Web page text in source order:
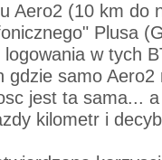
Aero2 (10 km do
Plusa
logowania w tych
gdzie samo
jest ta sama...
kilometr i